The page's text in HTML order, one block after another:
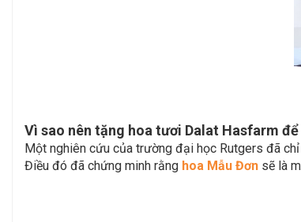
Vì sao nên tặng hoa tươi Dalat Hasfarm
Một nghiên cứu của trường đại học Rutgers đã
Điều đó đã chứng minh rằng hoa Mẫu Đơn sẽ là